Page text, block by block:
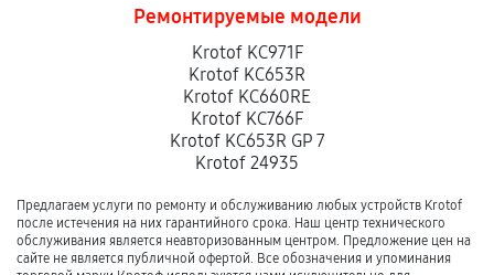
Ремонтируемые модели
Krotof KC971F
Krotof KC653R
Krotof KC660RE
Krotof KC766F
Krotof KC653R GP 7
Krotof 24935
Предлагаем услуги по ремонту и обслуживанию любых устройств Krotof
после истечения на них гарантийного срока. Наш центр технического
обслуживания является неавторизованным центром. Предложение цен на
сайте не является публичной офертой. Все обозначения и упоминания